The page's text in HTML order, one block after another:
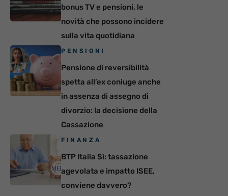
bonus TV e pensioni, le
novità che possono incidere
sulla vita quotidiana
PENSIONI
Pensione di reversibilità
spetta all’ex coniuge anche
in assenza di assegno di
divorzio: la decisione della
Cassazione
FINANZA
BTP Italia Sì: tassazione
agevolata e impatto ISEE,
conviene davvero?